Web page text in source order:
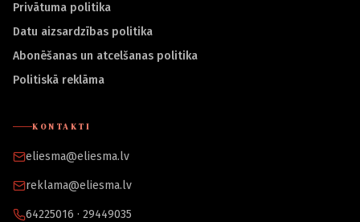
Privātuma politika
Datu aizsardzības politika
Abonēšanas un atcelšanas politika
Politiskā reklāma
KONTAKTI
eliesma@eliesma.lv
reklama@eliesma.lv
64225016 · 29449035